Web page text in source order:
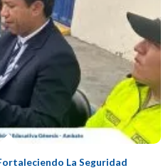
La Seguridad